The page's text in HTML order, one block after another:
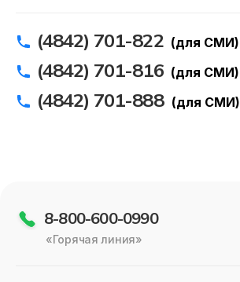
(4842) 701-822 (для СМИ)
(4842) 701-816 (для СМИ)
(4842) 701-888 (для СМИ)
8-800-600-0990
«Горячая линия»